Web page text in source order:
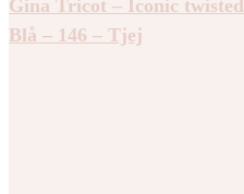
Gina Tricot – Iconic
Blå – 146 – Tjej